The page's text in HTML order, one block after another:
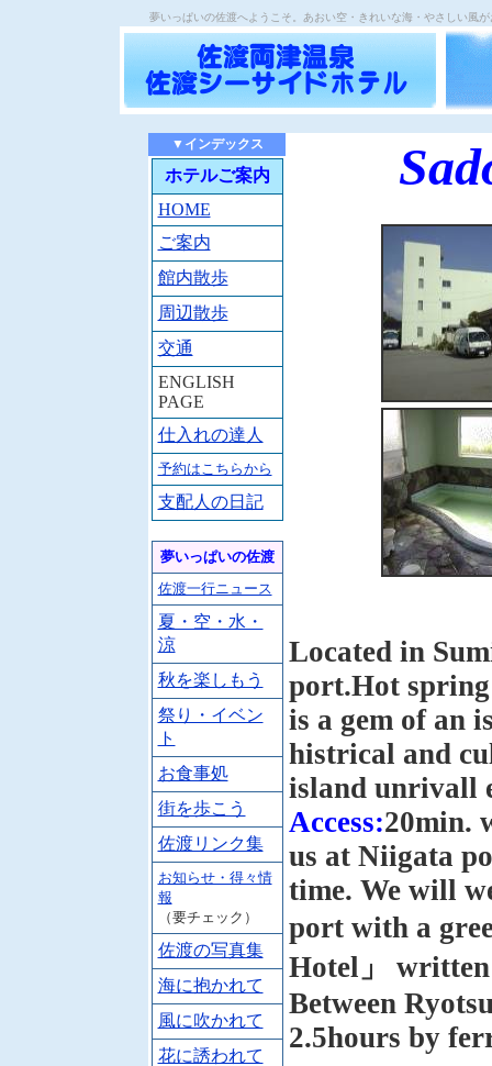
夢いっぱいの佐渡へようこそ。あおい空・きれいな海・やさしい風
▼インデックス
ホテルご案内
HOME
ご案内
館内散歩
周辺散歩
交通
ENGLISH
PAGE
仕入れの達人
予約はこちらから
支配人の日記
夢いっぱいの佐渡
佐渡一行ニュース
夏・空・水・
涼
秋を楽しもう
祭り・イベン
ト
お食事処
街を歩こう
佐渡リンク集
お知らせ・得々情
報
（要チェック）
佐渡の写真集
海に抱かれて
風に吹かれて
花に誘われて
Located in
port.Hot
is a gem of an
histrical and
island unrivall
Access:20min.
us at Niigata
time. We will
port with a
Hotel」
Between
2.5hours by